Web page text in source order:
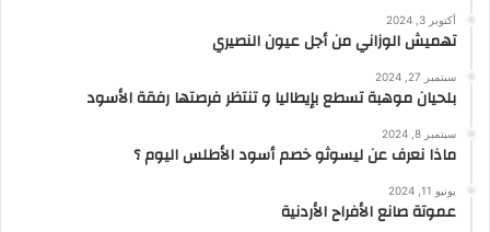
أكتوبر 3, 2024
تهميش الوزاني من أجل عيون النصيري
سبتمبر 27, 2024
بلحيان موهبة تسطع بإيطاليا و تنتظر فرصتها رفقة الأسود
سبتمبر 8, 2024
ماذا نعرف عن ليسوثو خصم أسود الأطلس اليوم ؟
يونيو 11, 2024
عموتة صانع الأفراح الأردنية